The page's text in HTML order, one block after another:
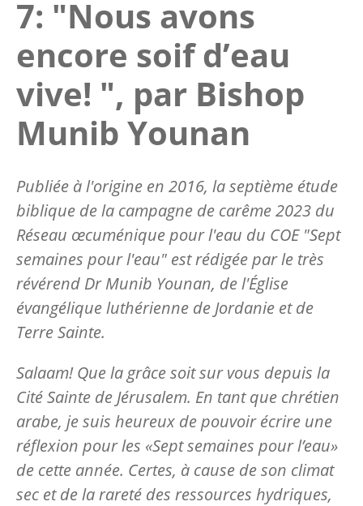
7: "Nous avons
encore soif d’eau
vive! ", par Bishop
Munib Younan
Publiée à l'origine en 2016, la septième étude
biblique de la campagne de carême 2023 du
Réseau œcuménique pour l'eau du COE "Sept
semaines pour l'eau" est rédigée par le très
révérend Dr Munib Younan, de l'Église
évangélique luthérienne de Jordanie et de
Terre Sainte.
Salaam! Que la grâce soit sur vous depuis la
Cité Sainte de Jérusalem. En tant que chrétien
arabe, je suis heureux de pouvoir écrire une
réflexion pour les «Sept semaines pour l’eau»
de cette année. Certes, à cause de son climat
sec et de la rareté des ressources hydriques,